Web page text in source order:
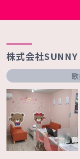
株式会社SUNNY